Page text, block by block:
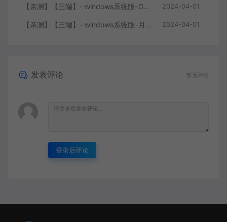
【亲测】【三端】- windows系统版–GOY三端引擎 团购版 复古底板 + 服务端+ 微端补丁+工具+教程 +引擎源码 2024-04-01
【亲测】【三端】- windows系统版–月城风云版本 山炮引擎 防XO服务端 客户端 版本+工具+微端+搭建说明 2024-04-01
发表评论 暂无评论
登录后评论